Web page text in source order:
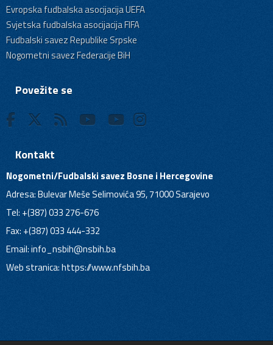
Evropska fudbalska asocijacija UEFA
Svjetska fudbalska asocijacija FIFA
Fudbalski savez Republike Srpske
Nogometni savez Federacije BiH
Povežite se
Kontakt
Nogometni/Fudbalski savez Bosne i Hercegovine
Adresa: Bulevar Meše Selimovića 95, 71000 Sarajevo
Tel: +(387) 033 276-676
Fax: +(387) 033 444-332
Email:info_nsbih@nsbih.ba
Web stranica: https://www.nfsbih.ba